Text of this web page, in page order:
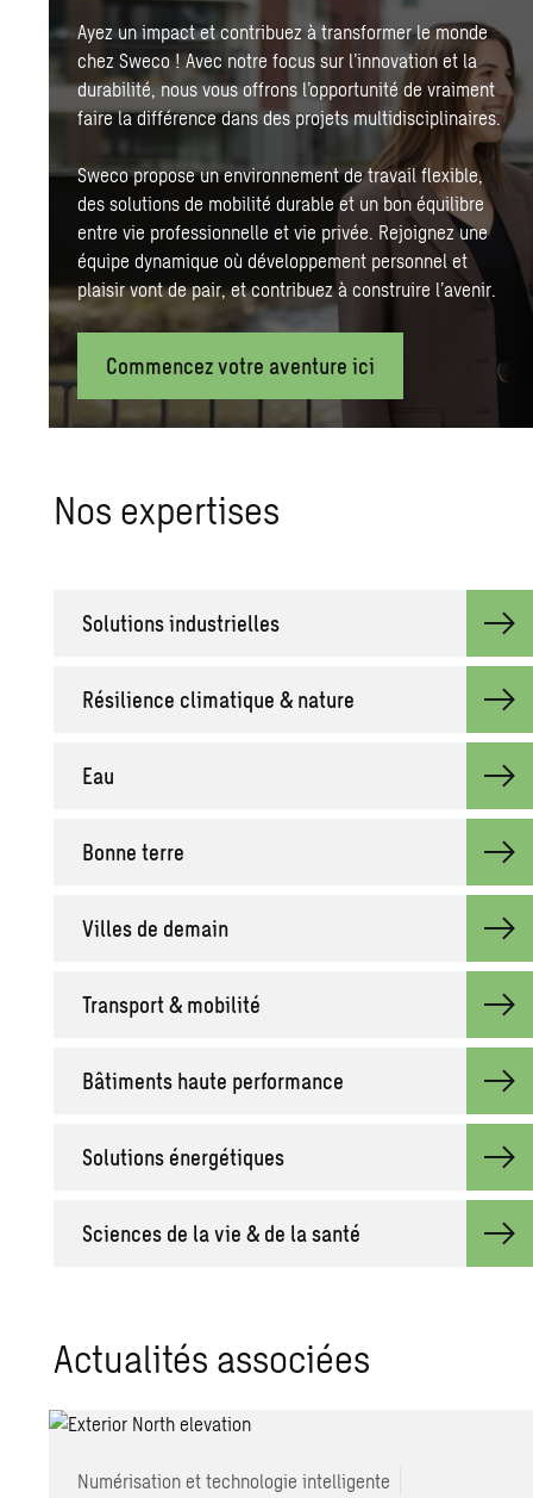
Ayez un impact et contribuez à transformer le monde
chez Sweco ! Avec notre focus sur l’innovation et la
durabilité, nous vous offrons l’opportunité de vraiment
faire la différence dans des projets multidisciplinaires.
Sweco propose un environnement de travail flexible,
des solutions de mobilité durable et un bon équilibre
entre vie professionnelle et vie privée. Rejoignez une
équipe dynamique où développement personnel et
plaisir vont de pair, et contribuez à construire l’avenir.
Commencez votre aventure ici
Nos expertises
Solutions industrielles
Résilience climatique & nature
Eau
Bonne terre
Villes de demain
Transport & mobilité
Bâtiments haute performance
Solutions énergétiques
Sciences de la vie & de la santé
Actualités associées
Numérisation et technologie intelligente